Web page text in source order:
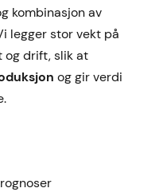
kombinasjon av
legger stor vekt på
og drift, slik at
og gir verdi